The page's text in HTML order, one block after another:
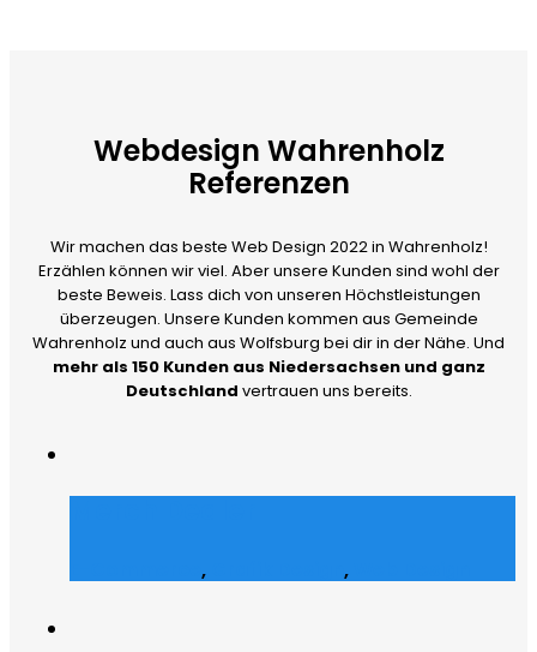
Webdesign Wahrenholz
Referenzen
Wir machen das beste Web Design 2022 in Wahrenholz!
Erzählen können wir viel. Aber unsere Kunden sind wohl der
beste Beweis. Lass dich von unseren Höchstleistungen
überzeugen. Unsere Kunden kommen aus Gemeinde
Wahrenholz und auch aus Wolfsburg bei dir in der Nähe. Und
mehr als 150 Kunden aus Niedersachsen und ganz
Deutschland vertrauen uns bereits.
, ,